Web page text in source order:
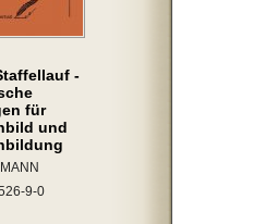
-
für
und
9-0